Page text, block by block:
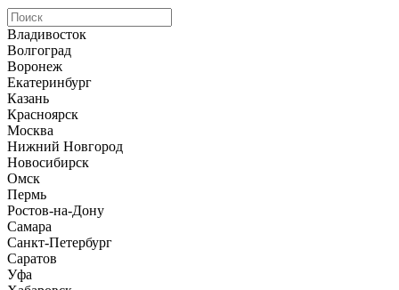
Владивосток
Волгоград
Воронеж
Екатеринбург
Казань
Красноярск
Москва
Нижний Новгород
Новосибирск
Омск
Пермь
Ростов-на-Дону
Самара
Санкт-Петербург
Саратов
Уфа